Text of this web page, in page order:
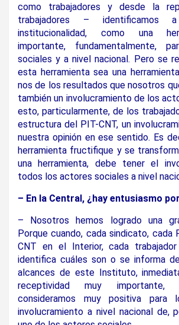
como trabajadores y desde la
trabajadores – identificamos
institucionalidad, como una
importante, fundamentalmente,
sociales y a nivel nacional. Pero se
esta herramienta sea una
nos de los resultados que nosotros
también un involucramiento de los
esto, particularmente, de los
estructura del PIT-CNT, un
nuestra opinión en ese sentido. Es
herramienta fructifique y se
una herramienta, debe tener el
todos los actores sociales a nivel
– En la Central, ¿hay entusiasmo
– Nosotros hemos logrado una
Porque cuando, cada sindicato, cada
CNT en el Interior, cada trabajador
identifica cuáles son o se informa
alcances de este Instituto,
receptividad muy importante,
consideramos muy positiva para
involucramiento a nivel nacional de,